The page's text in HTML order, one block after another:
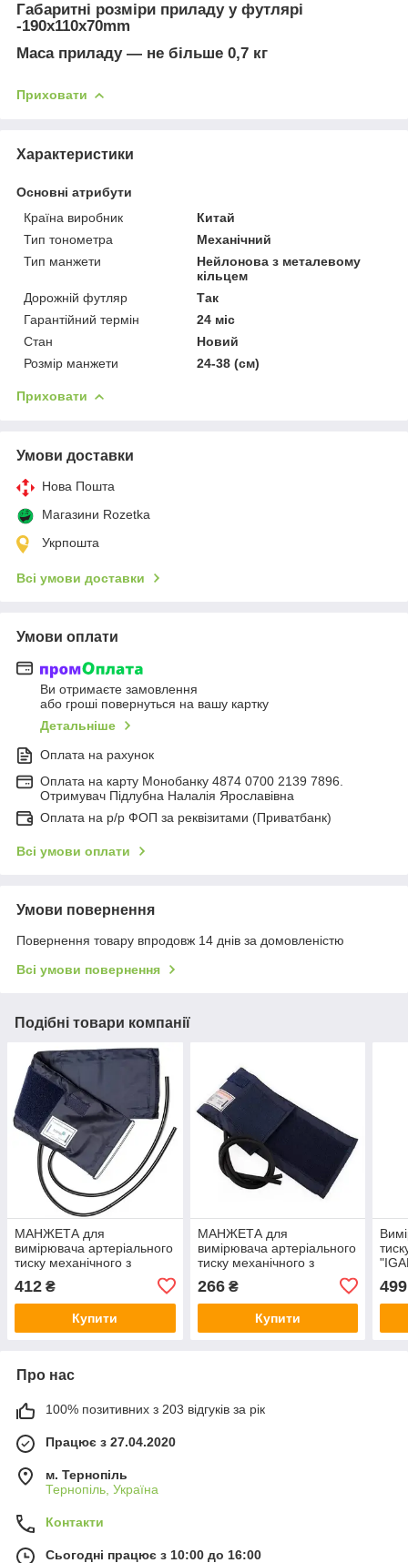
Габаритні розміри приладу у футлярі
-190x110x70mm
Маса приладу ― не більше 0,7 кг
Приховати
Характеристики
Основні атрибути
Країна виробник
Китай
Тип тонометра
Механічний
Тип манжети
Нейлонова з металевому
кільцем
Дорожній футляр
Так
Гарантійний термін
24 міс
Стан
Новий
Розмір манжети
24-38 (см)
Приховати
Умови доставки
Нова Пошта
Магазини Rozetka
Укрпошта
Всі умови доставки
Умови оплати
Ви отримаєте замовлення
або гроші повернуться на вашу картку
Детальніше
Оплата на рахунок
Оплата на карту Монобанку 4874 0700 2139 7896.
Отримувач Підлубна Налалія Ярославівна
Оплата на р/р ФОП за реквізитами (Приватбанк)
Всі умови оплати
Умови повернення
Повернення товару впродовж 14 днів за домовленістю
Всі умови повернення
Подібні товари компанії
МАНЖЕТА для
вимірювача артеріального
тиску механічного з
пневматикою, велика (35-
46см)
412 ₴
Купити
МАНЖЕТА для
вимірювача артеріального
тиску механічного з
266₴
Купити
499
Про нас
100% позитивних з 203 відгуків за рік
Працює з 27.04.2020
м. Тернопіль
Тернопіль, Україна
Контакти
Сьогодні працює з 10:00 до 16:00